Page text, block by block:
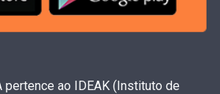
pertence ao IDEAK (Instituto de